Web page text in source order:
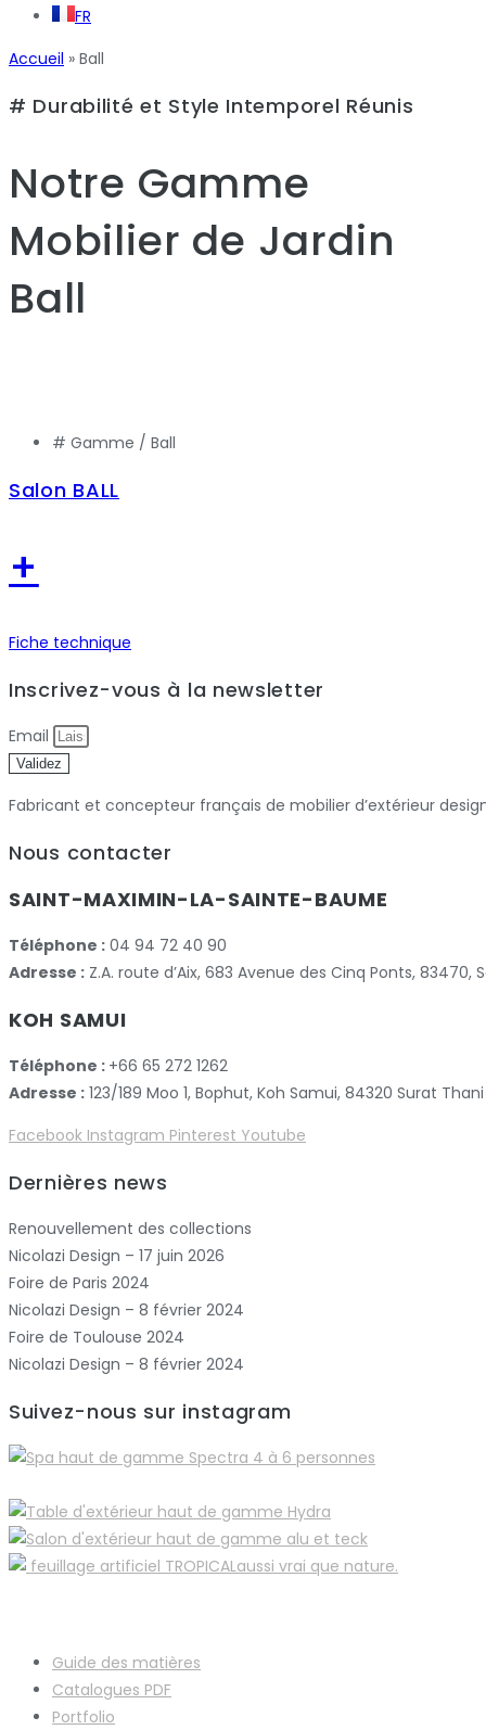
FR
Accueil » Ball
# Durabilité et Style Intemporel Réunis
Notre Gamme
Mobilier de Jardin
Ball
# Gamme / Ball
Salon BALL
+
Fiche technique
Inscrivez-vous à la newsletter
Email
Validez
Fabricant et concepteur français de mobilier d’extérieur
Nous contacter
SAINT-MAXIMIN-LA-SAINTE-BAUME
Téléphone : 04 94 72 40 90
Adresse : Z.A. route d’Aix, 683 Avenue des Cinq Ponts,
KOH SAMUI
Téléphone : +66 65 272 1262
Adresse : 123/189 Moo 1, Bophut, Koh Samui, 84320 Surat Thani
Facebook Instagram Pinterest Youtube
Dernières news
Renouvellement des collections
Nicolazi Design – 17 juin 2026
Foire de Paris 2024
Nicolazi Design – 8 février 2024
Foire de Toulouse 2024
Nicolazi Design – 8 février 2024
Suivez-nous sur instagram
Guide des matières
Catalogues PDF
Portfolio